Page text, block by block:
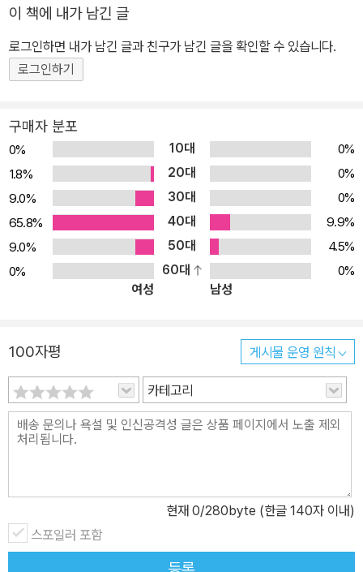
이 책에 내가 남긴 글
로그인하면 내가 남긴 글과 친구가 남긴 글을 확인할 수 있습니다.
로그인하기
구매자 분포
0% 10대
0%
1.8%
20대
0%
9.0%
30대
0%
65.8%
40대
9.9%
9.0%
50대
4.5%
0%
60대
0%
여성
남성
100자평 게시물 운영 원칙
카테고리
현재 0/280byte (한글 140자 이내)
스포일러 포함